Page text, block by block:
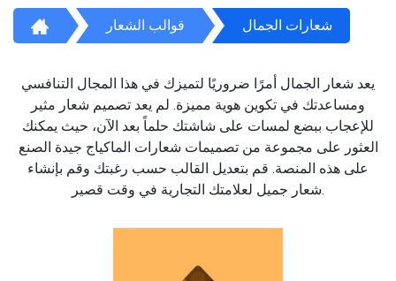
قوالب الشعار شعارات الجمال
يعد شعار الجمال أمرًا ضروريًا لتميزك في هذا المجال التنافسي
ومساعدتك في تكوين هوية مميزة. لم يعد تصميم شعار مثير
للإعجاب ببضع لمسات على شاشتك حلماً بعد الآن، حيث يمكنك
العثور على مجموعة من تصميمات شعارات الماكياج جيدة الصنع
على هذه المنصة. قم بتعديل القالب حسب رغبتك وقم بإنشاء
شعار جميل لعلامتك التجارية في وقت قصير.